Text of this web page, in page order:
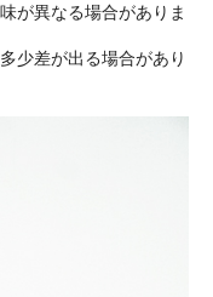
が異なる場合がありま
少差が出る場合があり